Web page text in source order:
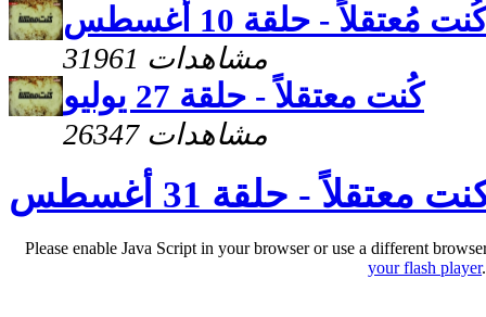
مُعتقلاً - حلقة 10 أغسطس
31961 مشاهدات
كُنت معتقلاً - حلقة 27 يوليو
26347 مشاهدات
معتقلاً - حلقة 31 أغسطس
Please enable Java Script in your browser or use a different
your flash player.